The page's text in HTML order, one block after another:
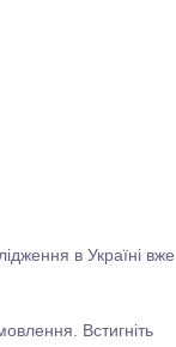
в Україні вже
Встигніть